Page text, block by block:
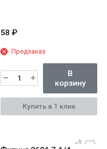
58 ₽
Предзаказ
В
корзину
Купить в 1 клик